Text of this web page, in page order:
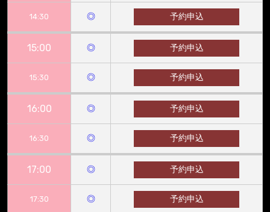
14:30 ◎ 予約申込
15:00 ◎ 予約申込
15:30 ◎ 予約申込
16:00 ◎ 予約申込
16:30 ◎ 予約申込
17:00 ◎ 予約申込
17:30 ◎ 予約申込